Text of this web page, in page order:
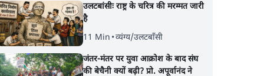
उलटबांसीः राष्ट्र के चरित्र की मरम्मत जारी
है
11 Min •व्यंग्य/उलटबाँसी
जंतर-मंतर पर युवा आक्रोश के बाद संघ
की बेचैनी क्यों बढ़ी? प्रो. अपूर्वानंद ने